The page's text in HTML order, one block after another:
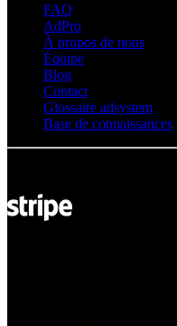
FAQ
AdPro
À propos de nous
Équipe
Blog
Contact
Glossaire adsystem
Base de connaissances